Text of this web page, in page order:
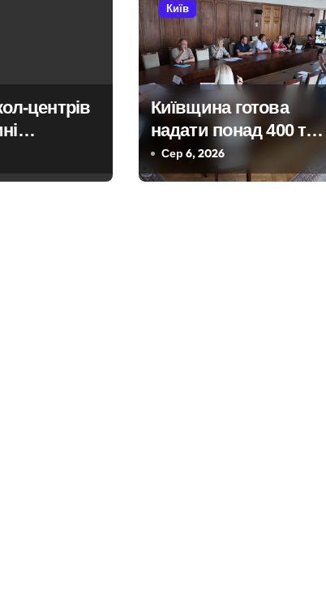
центрів
чехів
Київ
Київщина готова
надати понад 400 тис.
грн компенсацій:
фінансова підтримка
Сер 6, 2026